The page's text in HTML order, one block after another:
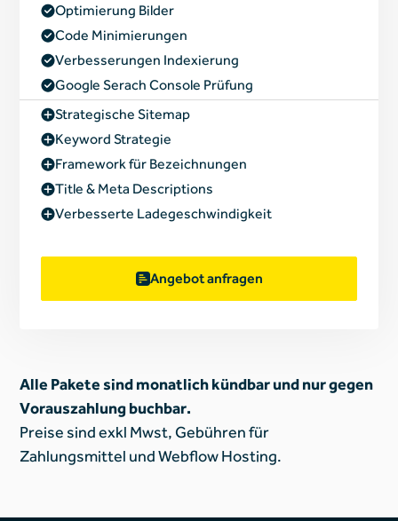
Optimierung Bilder
Code Minimierungen
Verbesserungen Indexierung
Google Serach Console Prüfung
Strategische Sitemap
Keyword Strategie
Framework für Bezeichnungen
Title & Meta Descriptions
Verbesserte Ladegeschwindigkeit
Angebot anfragen
Alle Pakete sind monatlich kündbar und nur gegen
Vorauszahlung buchbar.
Preise sind exkl Mwst, Gebühren für
Zahlungsmittel und Webflow Hosting.